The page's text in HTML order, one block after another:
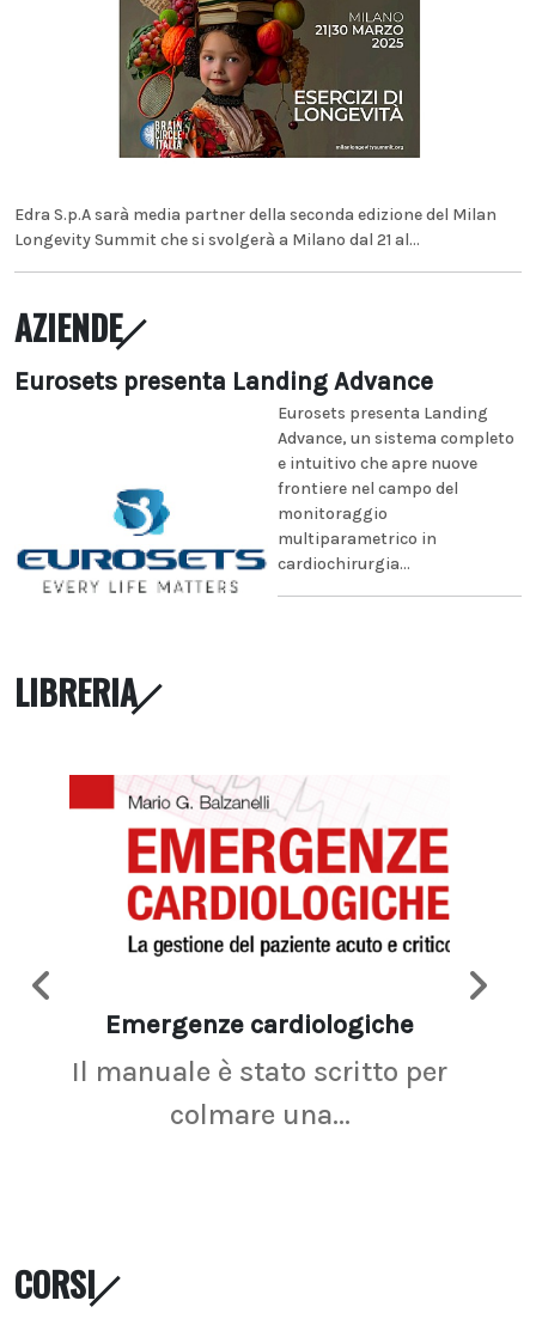
Edra S.p.A sarà media partner della seconda edizione del Milan
Longevity Summit che si svolgerà a Milano dal 21 al...
AZIENDE
Eurosets presenta Landing Advance
Eurosets presenta Landing
Advance, un sistema completo
e intuitivo che apre nuove
frontiere nel campo del
monitoraggio
multiparametrico in
cardiochirurgia...
LIBRERIA
Emergenze cardiologiche
Il manuale è stato scritto per
colmare una...
CORSI